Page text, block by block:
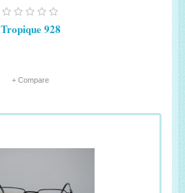
Tropique 928
+ Compare